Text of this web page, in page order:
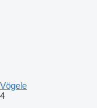
Vögele
4